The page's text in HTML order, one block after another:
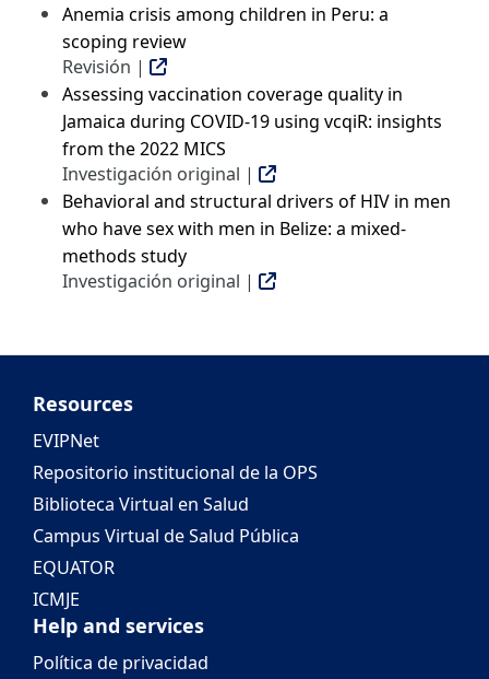
Anemia crisis among children in Peru: a
scoping review
Revisión |
Assessing vaccination coverage quality in
Jamaica during COVID-19 using vcqiR: insights
from the 2022 MICS
Investigación original |
Behavioral and structural drivers of HIV in men
who have sex with men in Belize: a mixed-
methods study
Investigación original |
Resources
EVIPNet
Repositorio institucional de la OPS
Biblioteca Virtual en Salud
Campus Virtual de Salud Pública
EQUATOR
ICMJE
Help and services
Política de privacidad